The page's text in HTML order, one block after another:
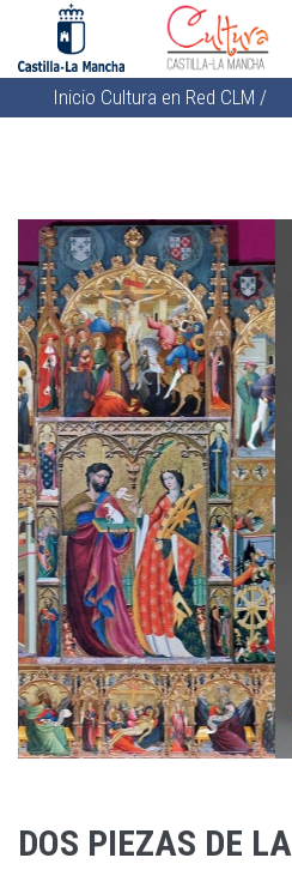
contenido
principal
Sobrescribir
ayuda
a
la
navegación
Inicio Cultura en Red CLM /
DOS PIEZAS DE LA